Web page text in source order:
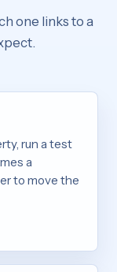
one links to a
run a test
a
to move the